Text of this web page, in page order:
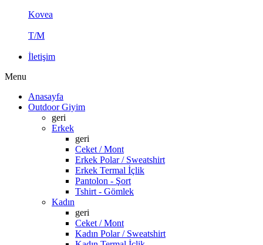
Kovea
T/M
İletişim
Menu
Anasayfa
Outdoor Giyim
geri
Erkek
geri
Ceket / Mont
Erkek Polar / Sweatshirt
Erkek Termal İçlik
Pantolon - Şort
Tshirt - Gömlek
Kadın
geri
Ceket / Mont
Kadın Polar / Sweatshirt